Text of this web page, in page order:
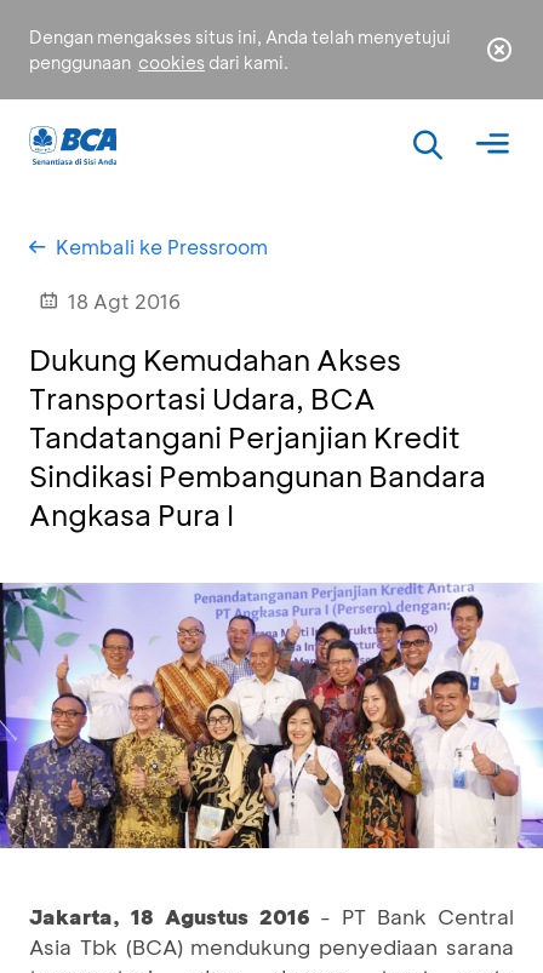
Dengan mengakses situs ini, Anda telah menyetujui
penggunaan cookies dari kami.
Kembali ke Pressroom
18 Agt 2016
Dukung Kemudahan Akses
Transportasi Udara, BCA
Tandatangani Perjanjian Kredit
Sindikasi Pembangunan Bandara
Angkasa Pura I
Jakarta, 18 Agustus 2016 - PT Bank Central
Asia Tbk (BCA) mendukung penyediaan sarana